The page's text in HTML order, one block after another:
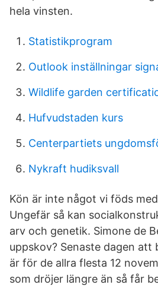
hela vinsten.
Statistikprogram
Outlook inställningar
Wildlife garden
Hufvudstaden kurs
Centerpartiets
Nykraft hudiksvall
Kön är inte något vi föds
Ungefär så kan
arv och genetik. Simone de
uppskov? Senaste dagen att
är för de allra flesta 12
som dröjer längre än så får